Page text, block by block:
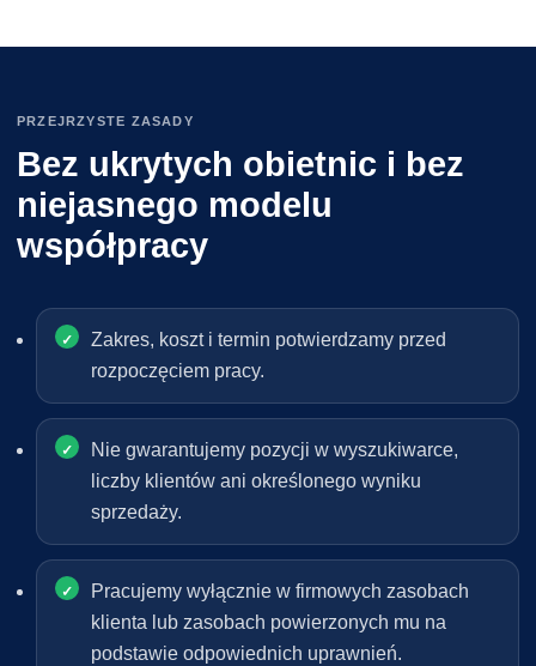
PRZEJRZYSTE ZASADY
Bez ukrytych obietnic i bez
niejasnego modelu
współpracy
Zakres, koszt i termin potwierdzamy przed
rozpoczęciem pracy.
Nie gwarantujemy pozycji w wyszukiwarce,
liczby klientów ani określonego wyniku
sprzedaży.
Pracujemy wyłącznie w firmowych zasobach
klienta lub zasobach powierzonych mu na
podstawie odpowiednich uprawnień.